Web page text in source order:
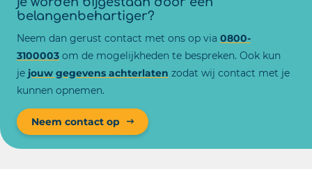
belangenbehartiger?
Neem dan gerust contact met ons op via 0800-
3100003 om de mogelijkheden te bespreken. Ook kun
je jouw gegevens achterlaten zodat wij contact met je
kunnen opnemen.
Neem contact op